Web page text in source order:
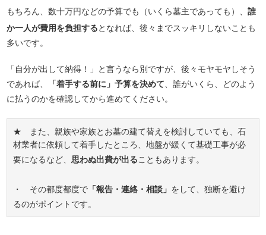
もちろん、数十万円などの予算でも（いくら墓主であっても）、誰
か一人が費用を負担するとなれば、後々までスッキリしないことも
多いです。
「自分が出して納得！」と言うなら別ですが、後々モヤモヤしそう
であれば、
「着手する前に」予算を決めて、誰がいくら、どのよう
に払うのかを確認してから進めてください。
★ また、親族や家族とお墓の建て替えを検討していても、石
材業者に依頼して着手したところ、地盤が緩くて基礎工事が必
要になるなど、思わぬ出費が出ることもあります。
・ その都度都度で 「報告・連絡・相談」 をして、独断を避け
るのがポイントです。